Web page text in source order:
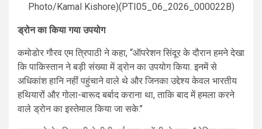
Photo/Kamal Kishore)(PTI05_06_2026_000022B)
ड्रोन का किया गया उपयोग
कमोडोर गौरव एम त्रिपाठी ने कहा, ‘‘ऑपरेशन सिंदूर के दौरान हमने देखा
कि पाकिस्तान ने बड़ी संख्या में ड्रोन का उपयोग किया. इनमें से
अधिकांश हानि नहीं पहुंचाने वाले थे और जिनका उद्देश्य केवल भारतीय
हथियारों और गोला-बारूद बर्बाद कराना था, ताकि बाद में हमला करने
वाले ड्रोन का इस्तेमाल किया जा सके.’’